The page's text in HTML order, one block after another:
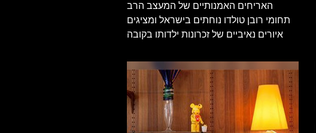
האריחים האמנותיים של המעצב הרב
תחומי רובן טולדו נוחתים בישראל ומציגים
איורים נאיביים של זכרונות ילדותו בקובה